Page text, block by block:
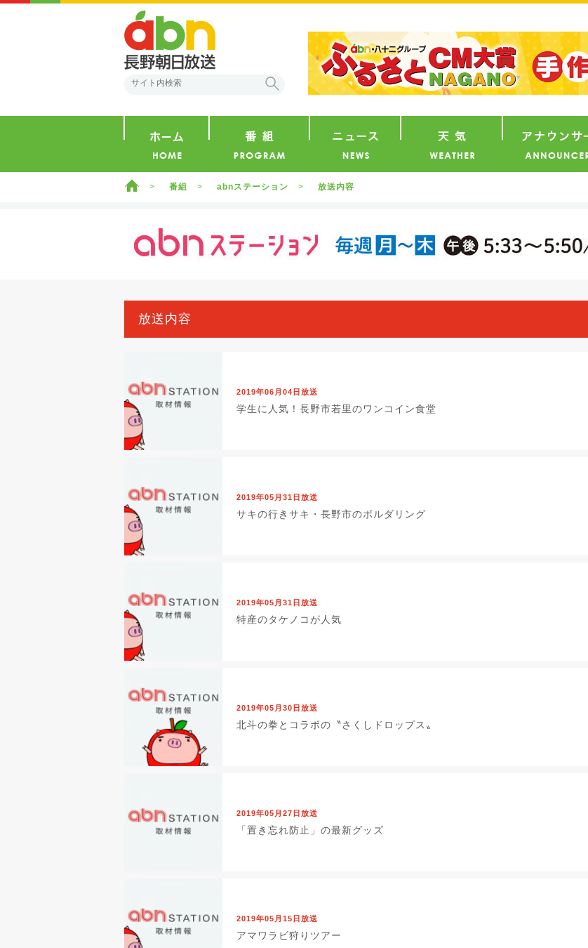
ホーム 番組 abnステーション 放送内容
放送内容
2019年06月04日放送
学生に人気！長野市若里のワンコイン食堂
2019年05月31日放送
サキの行きサキ・長野市のボルダリング
2019年05月31日放送
特産のタケノコが人気
2019年05月30日放送
北斗の拳とコラボの〝さくしドロップス〟
2019年05月27日放送
「置き忘れ防止」の最新グッズ
2019年05月15日放送
アマワラビ狩りツアー